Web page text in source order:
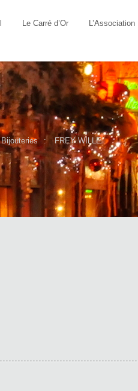
Le Carré d’Or L’Association
Bijouteries FREY WILLE